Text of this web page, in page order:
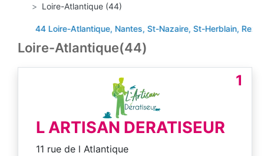
Loire-Atlantique (44)
44 Loire-Atlantique, Nantes, St-Nazaire, St-Herblain,
Loire-Atlantique(44)
1
L ARTISAN DERATISEUR
11 rue de l Atlantique